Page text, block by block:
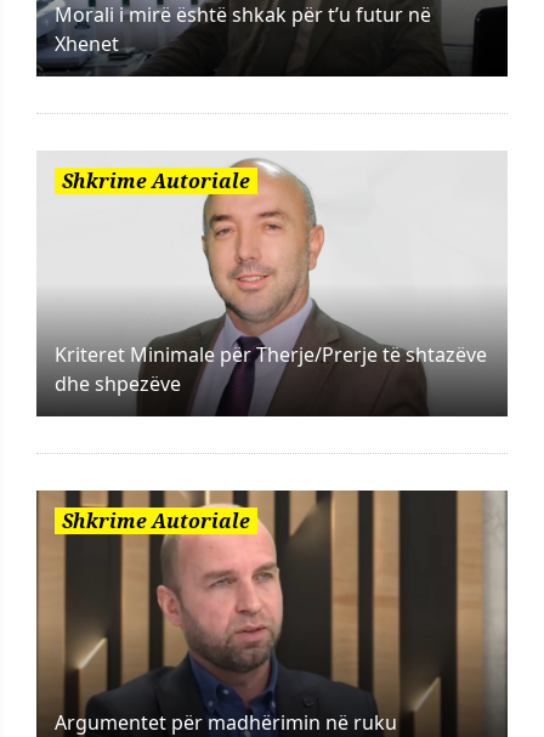
Morali i mirë është shkak për t’u futur në
Xhenet
Shkrime Autoriale
Kriteret Minimale për Therje/Prerje të shtazëve
dhe shpezëve
Shkrime Autoriale
Argumentet për madhërimin në ruku